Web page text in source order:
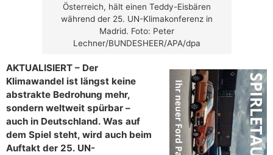
Österreich, hält einen Teddy-Eisbären
während der 25. UN-Klimakonferenz in
Madrid. Foto: Peter
Lechner/BUNDESHEER/APA/dpa
AKTUALISIERT – Der
Klimawandel ist längst keine
abstrakte Bedrohung mehr,
sondern weltweit spürbar –
auch in Deutschland. Was auf
dem Spiel steht, wird auch beim
Auftakt der 25. UN-